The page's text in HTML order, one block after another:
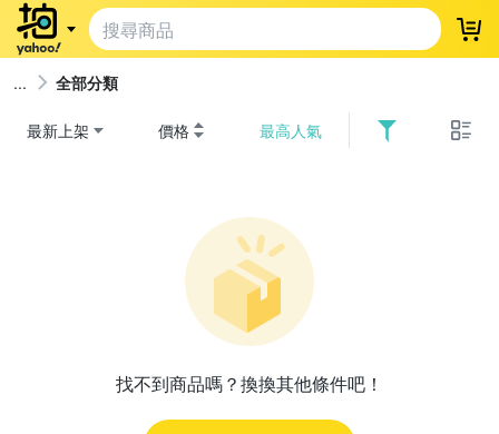
登
全部分類
最新上架 價格 最高人氣
找不到商品嗎？換換其他條件吧！